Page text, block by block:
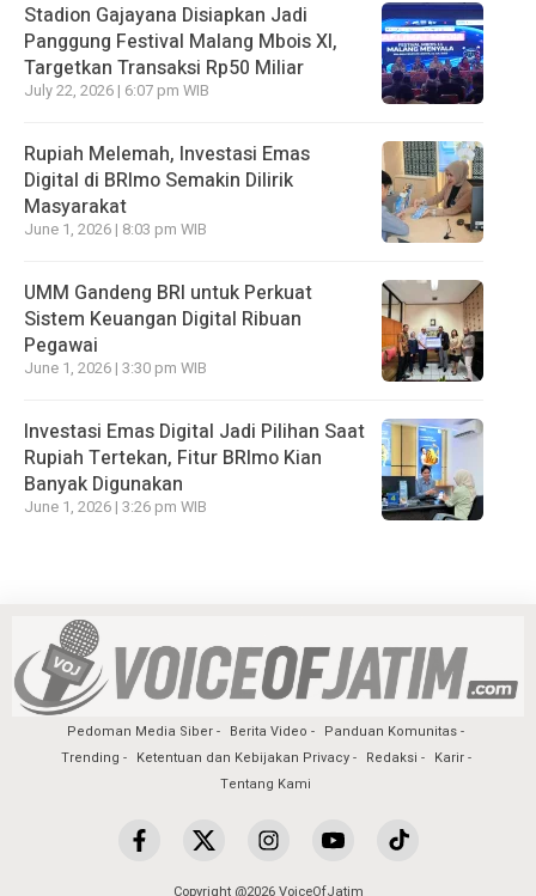
Stadion Gajayana Disiapkan Jadi
Panggung Festival Malang Mbois XI,
Targetkan Transaksi Rp50 Miliar
July 22, 2026 | 6:07 pm WIB
Rupiah Melemah, Investasi Emas
Digital di BRImo Semakin Dilirik
Masyarakat
June 1, 2026 | 8:03 pm WIB
UMM Gandeng BRI untuk Perkuat
Sistem Keuangan Digital Ribuan
Pegawai
June 1, 2026 | 3:30 pm WIB
Investasi Emas Digital Jadi Pilihan Saat
Rupiah Tertekan, Fitur BRImo Kian
Banyak Digunakan
June 1, 2026 | 3:26 pm WIB
Pedoman Media Siber Berita Video
Panduan Komunitas
Trending
Ketentuan dan Kebijakan Privacy Redaksi
Karir
Tentang Kami
Copyright @2026 VoiceOfJatim